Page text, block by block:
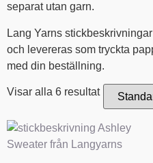
separat utan garn.
Lang Yarns
och levereras som tryckta
med din beställning.
Visar alla 6 resultat